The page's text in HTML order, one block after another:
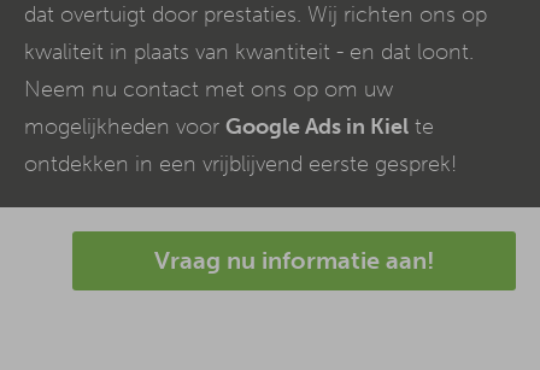
dat overtuigt door prestaties. Wij richten ons op
kwaliteit in plaats van kwantiteit - en dat loont.
Neem nu contact met ons op om uw
mogelijkheden voor Google Ads in Kiel te
ontdekken in een vrijblijvend eerste gesprek!
Vraag nu informatie aan!